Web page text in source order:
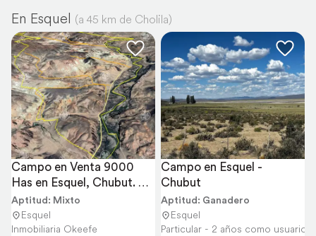
En Esquel (a 45 km de Cholila)
Campo en Venta 9000
Has en Esquel, Chubut.
Ganadero.
Aptitud: Mixto
Esquel
Inmobiliaria Okeefe
Campo en Esquel -
Chubut
Aptitud: Ganadero
Esquel
Particular - 2 años como usuario